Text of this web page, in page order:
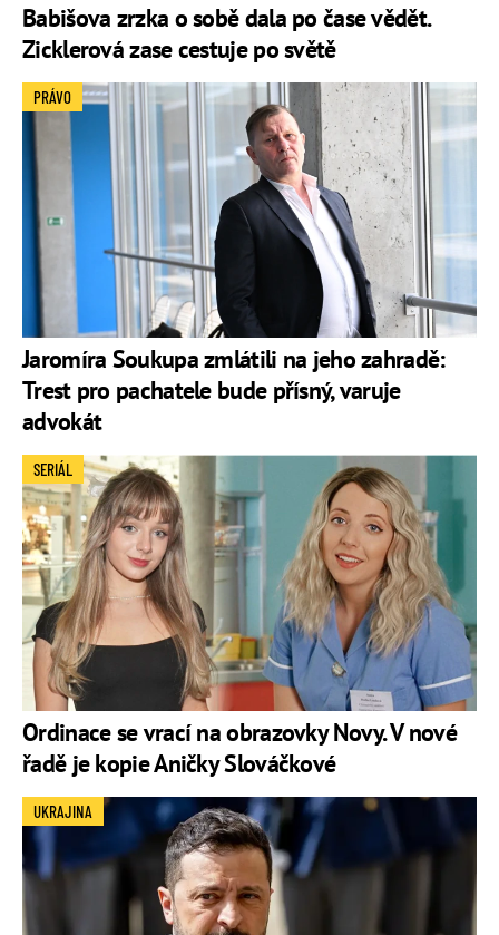
Babišova zrzka o sobě dala po čase vědět.
Zicklerová zase cestuje po světě
Jaromíra Soukupa zmlátili na jeho zahradě:
Trest pro pachatele bude přísný, varuje
advokát
PRÁVO
Ordinace se vrací na obrazovky Novy. V nové
řadě je kopie Aničky Slováčkové
SERIÁL
UKRAJINA